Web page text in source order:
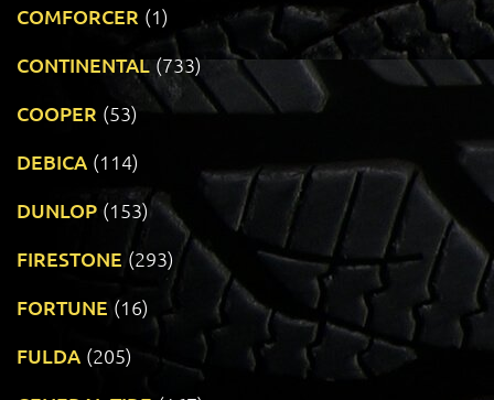
COMFORCER (1)
CONTINENTAL (733)
COOPER (53)
DEBICA (114)
DUNLOP (153)
FIRESTONE (293)
FORTUNE (16)
FULDA (205)